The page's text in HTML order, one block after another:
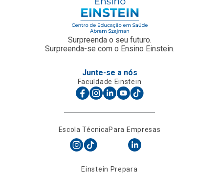
Surpreenda o seu futuro.
Surpreenda-se com o Ensino Einstein.
Junte-se a nós
Faculdade Einstein
Escola TécnicaPara Empresas
Einstein Prepara